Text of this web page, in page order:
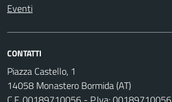
Eventi
CONTATTI
Piazza Castello, 1
14058 Monastero Bormida (AT)